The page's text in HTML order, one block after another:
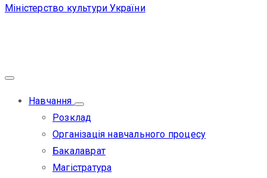
Міністерство культури України
Навчання
Розклад
Організація навчального процесу
Бакалаврат
Магістратура